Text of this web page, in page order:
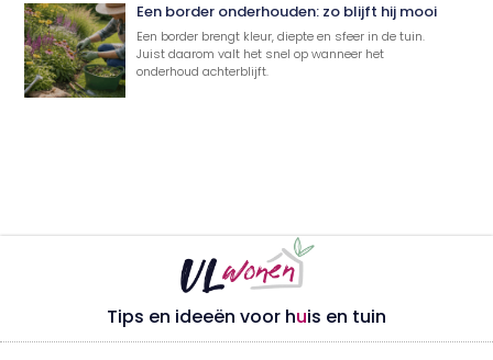
Een border onderhouden: zo blijft hij mooi
Een border brengt kleur, diepte en sfeer in de tuin.
Juist daarom valt het snel op wanneer het
onderhoud achterblijft.
Tips en ideeën voor huis en tuin